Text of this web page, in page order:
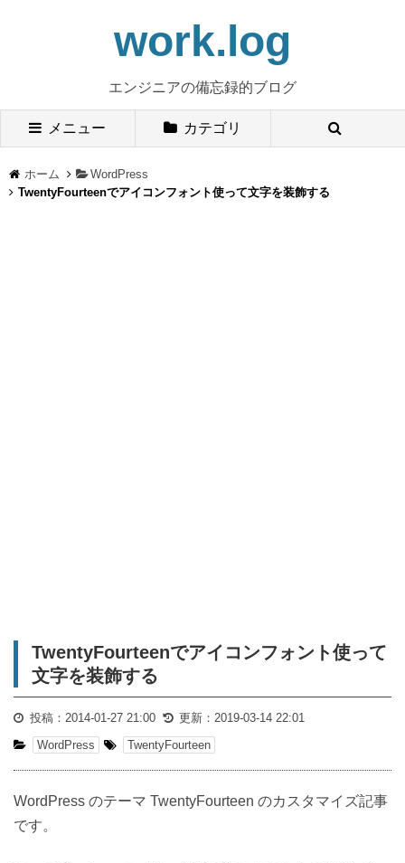
work.log
エンジニアの備忘録的ブログ
メニュー カテゴリ
ホーム
WordPress
TwentyFourteenでアイコンフォント使って文字を装飾する
TwentyFourteenでアイコンフォント使って
文字を装飾する
投稿： 2014-01-27 21:00 更新： 2019-03-14 22:01
WordPress
TwentyFourteen
WordPress のテーマ TwentyFourteen のカスタマイズ記事
です。